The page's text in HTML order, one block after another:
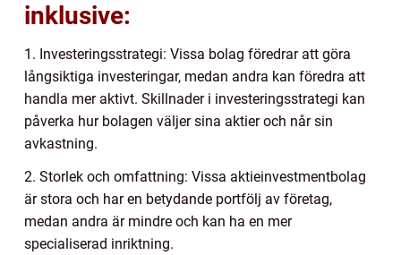
inklusive:
1. Investeringsstrategi: Vissa bolag föredrar att göra
långsiktiga investeringar, medan andra kan föredra att
handla mer aktivt. Skillnader i investeringsstrategi kan
påverka hur bolagen väljer sina aktier och når sin
avkastning.
2. Storlek och omfattning: Vissa aktieinvestmentbolag
är stora och har en betydande portfölj av företag,
medan andra är mindre och kan ha en mer
specialiserad inriktning.